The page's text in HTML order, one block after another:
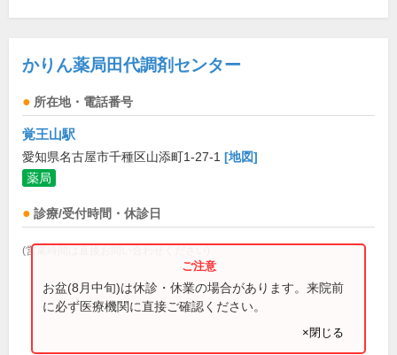
かりん薬局田代調剤センター
所在地・電話番号
覚王山駅
愛知県名古屋市千種区山添町1-27-1 [地図]
薬局
診療/受付時間・休診日
(営業時間は直接お問い合わせください)
お盆(8月中旬)は休診・休業の場合があります。来院前
に必ず医療機関に直接ご確認ください。
×閉じる